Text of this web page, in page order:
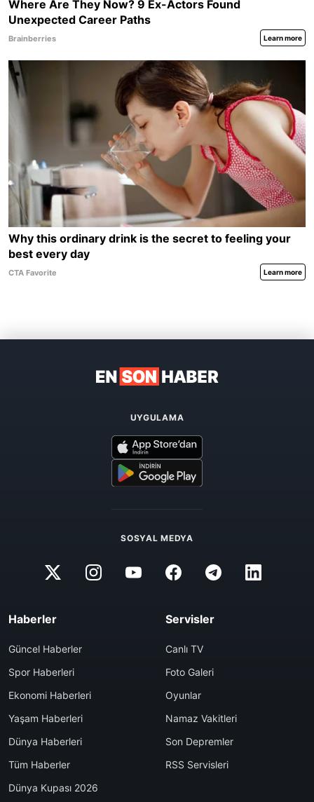
UYGULAMA
SOSYAL MEDYA
Haberler
Güncel Haberler
Spor Haberleri
Ekonomi Haberleri
Yaşam Haberleri
Dünya Haberleri
Tüm Haberler
Dünya Kupası 2026
Servisler
Canlı TV
Foto Galeri
Oyunlar
Namaz Vakitleri
Son Depremler
RSS Servisleri